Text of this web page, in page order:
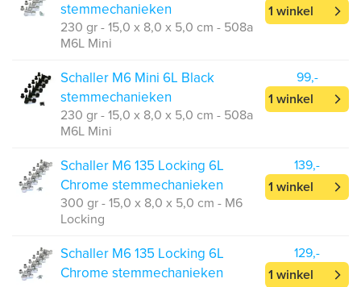
stemmechanieken
230 gr - 15,0 x 8,0 x 5,0 cm - 508a
M6L Mini
1 winkel
Schaller M6 Mini 6L Black
stemmechanieken
230 gr - 15,0 x 8,0 x 5,0 cm - 508a
M6L Mini
99,-
1 winkel
Schaller M6 135 Locking 6L
Chrome stemmechanieken
300 gr - 15,0 x 8,0 x 5,0 cm - M6
Locking
139,-
1 winkel
Schaller M6 135 Locking 6L
Chrome stemmechanieken
129,-
1 winkel